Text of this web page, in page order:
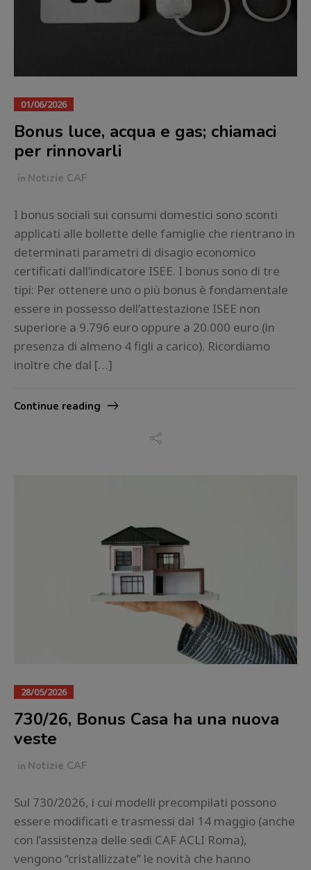
01/06/2026
Bonus luce, acqua e gas; chiamaci
per rinnovarli
in Notizie CAF
I bonus sociali sui consumi domestici sono sconti
applicati alle bollette delle famiglie che rientrano in
determinati parametri di disagio economico
certificati dall’indicatore ISEE. I bonus sono di tre
tipi: Per ottenere uno o più bonus è fondamentale
essere in possesso dell’attestazione ISEE non
superiore a 9.796 euro oppure a 20.000 euro (in
presenza di almeno 4 figli a carico). Ricordiamo
inoltre che dal […]
Continue reading
28/05/2026
730/26, Bonus Casa ha una nuova
veste
in Notizie CAF
Sul 730/2026, i cui modelli precompilati possono
essere modificati e trasmessi dal 14 maggio (anche
con l’assistenza delle sedi CAF ACLI Roma),
vengono “cristallizzate” le novità che hanno